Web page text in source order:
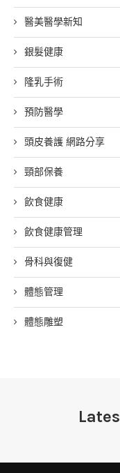
醫美醫學新知
銀髮健康
隆乳手術
預防醫學
頭皮養護 網路分享
頸部保養
飲食健康
飲食健康管理
骨科與復健
體態管理
體態雕塑